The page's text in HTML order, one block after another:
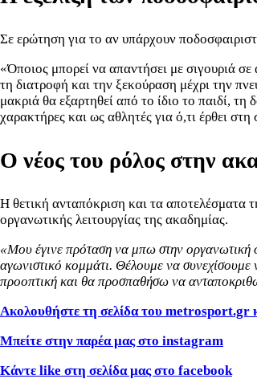
Σε ερώτηση για το αν υπάρχουν
«Όποιος μπορεί να απαντήσει με σιγουριά σε
τη διατροφή και την ξεκούραση μέχρι την
μακριά θα εξαρτηθεί από το ίδιο το παιδί,
χαρακτήρες και ως αθλητές για ό,τι έρθει στη
Ο νέος του ρόλος στην
Η θετική ανταπόκριση και τα αποτελέσματα
οργανωτικής λειτουργίας της ακαδημίας.
«Μου έγινε πρόταση να μπω στην οργανωτική
αγωνιστικό κομμάτι. Θέλουμε να
προοπτική και θα προσπαθήσω να
Ακολουθήστε τη σελίδα του metrosport.gr
Μπείτε στην παρέα μας στο instagram
Κάντε like στη σελίδα μας στο facebook